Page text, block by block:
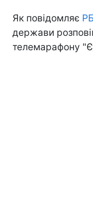
Як повідомляє
держави
телемарафону